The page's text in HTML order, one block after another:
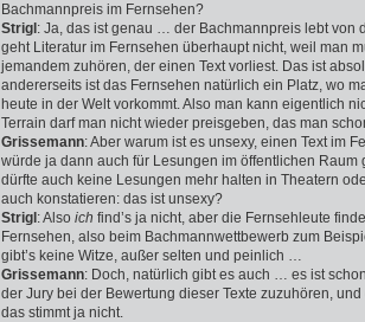
Bachmannpreis im Fernsehen?
Strigl : Ja, das ist genau … der Bachmannpreis lebt von
geht Literatur im Fernsehen überhaupt nicht, weil man
jemandem zuhören, der einen Text vorliest. Das ist
andererseits ist das Fernsehen natürlich ein Platz, wo
heute in der Welt vorkommt. Also man kann eigentlich
Terrain darf man nicht wieder preisgeben, das man
Grissemann: Aber warum ist es unsexy, einen Text im
würde ja dann auch für Lesungen im öffentlichen Raum
dürfte auch keine Lesungen mehr halten in Theatern
auch konstatieren: das ist unsexy?
Strigl : Also ich find’s ja nicht, aber die Fernsehleute
Fernsehen, also beim Bachmannwettbewerb zum
gibt’s keine Witze, außer selten und peinlich …
Grissemann: Doch, natürlich gibt es auch … es ist
der Jury bei der Bewertung dieser Texte zuzuhören,
das stimmt ja nicht.